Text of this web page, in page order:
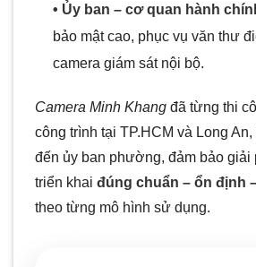
• Ủy ban – cơ quan hành
bảo mật cao, phục vụ văn thư
camera giám sát nội bộ.
Camera Minh Khang đã từng thi
công trình tại TP.HCM và Long
đến ủy ban phường, đảm bảo
triển khai đúng chuẩn – ổn định
theo từng mô hình sử dụng.